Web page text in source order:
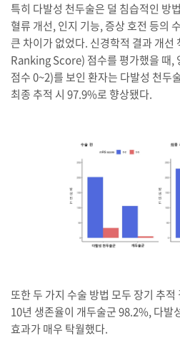
특히 다발성 천두술은 덜 침습적인 방
혈류 개선, 인지 기능, 증상 호전 등의
큰 차이가 없었다. 신경학적 결과 개
Ranking Score) 점수를 평가했을 때,
점수 0~2)를 보인 환자는 다발성 천두
최종 추적 시 97.9%로 향상됐다.
또한 두 가지 수술 방법 모두 장기 추
10년 생존율이 개두술군 98.2%, 다발
효과가 매우 탁월했다.